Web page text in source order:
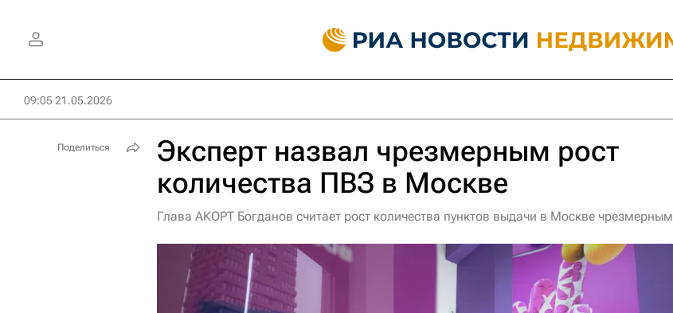
09:05 21.05.2026
Эксперт назвал чрезмерным рост
количества ПВЗ в Москве
Глава АКОРТ Богданов считает рост количества пунктов выдачи в Москве чрезмерным
Поделиться